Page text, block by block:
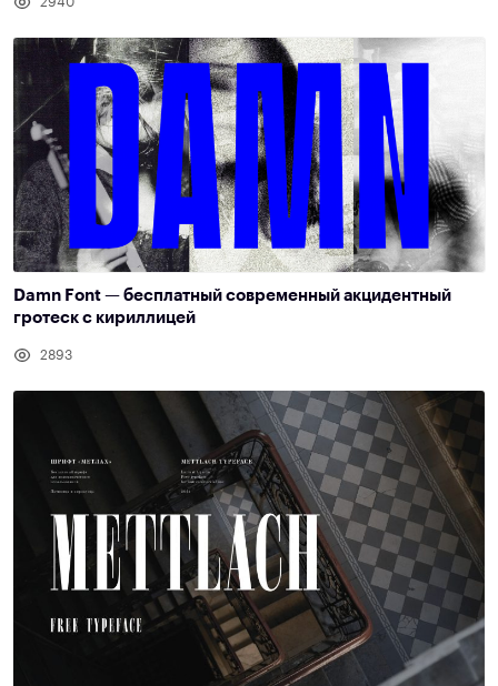
Damn Font — бесплатный современный акцидентный
гротеск с кириллицей
2893